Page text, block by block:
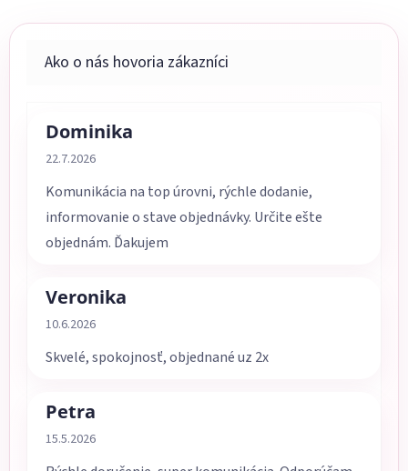
Dominika
Hodnotenie obchodu je 5 z 5 hviezdičiek.
22.7.2026
Komunikácia na top úrovni, rýchle dodanie,
informovanie o stave objednávky. Určite ešte
objednám. Ďakujem
Veronika
Hodnotenie obchodu je 5 z 5 hviezdičiek.
10.6.2026
Skvelé, spokojnosť, objednané uz 2x
Petra
Hodnotenie obchodu je 5 z 5 hviezdičiek.
15.5.2026